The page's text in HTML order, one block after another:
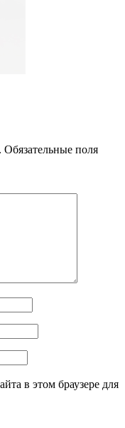
Обязательные поля
в этом браузере для